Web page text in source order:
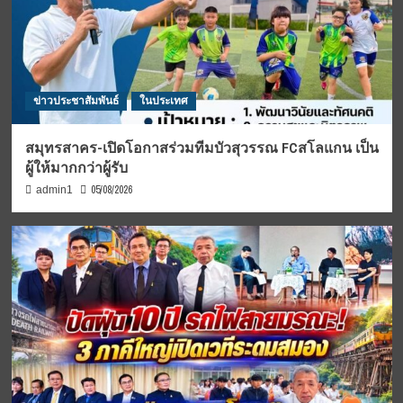
ข่าวประชาสัมพันธ์ ในประเทศ
สมุทรสาคร-เปิดโอกาสร่วมทีมบัวสุวรรณ FCสโลแกน เป็น
ผู้ให้มากกว่าผู้รับ
admin1 05/08/2026